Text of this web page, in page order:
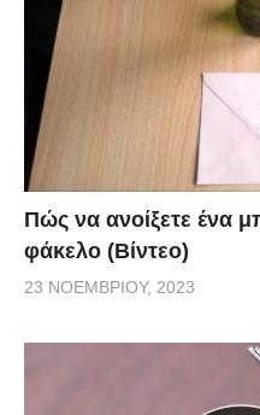
Πώς να ανοίξετε ένα
φάκελο (Βίντεο)
23 ΝΟΕΜΒΡΊΟΥ, 2023